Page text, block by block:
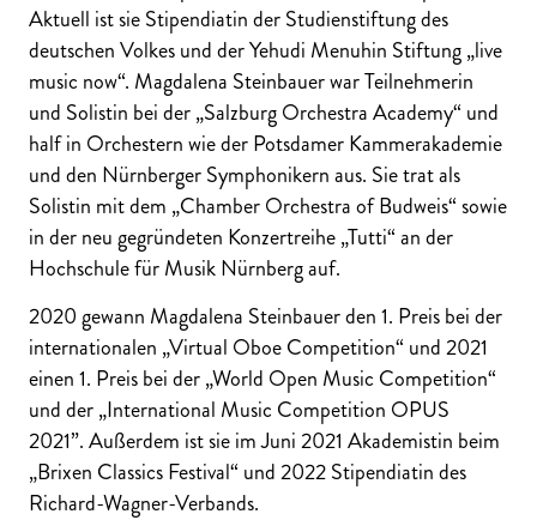
Aktuell ist sie Stipendiatin der Studienstiftung des
deutschen Volkes und der Yehudi Menuhin Stiftung „live
music now“. Magdalena Steinbauer war Teilnehmerin
und Solistin bei der „Salzburg Orchestra Academy“ und
half in Orchestern wie der Potsdamer Kammerakademie
und den Nürnberger Symphonikern aus. Sie trat als
Solistin mit dem „Chamber Orchestra of Budweis“ sowie
in der neu gegründeten Konzertreihe „Tutti“ an der
Hochschule für Musik Nürnberg auf.
2020 gewann Magdalena Steinbauer den 1. Preis bei der
internationalen „Virtual Oboe Competition“ und 2021
einen 1. Preis bei der „World Open Music Competition“
und der „International Music Competition OPUS
2021”. Außerdem ist sie im Juni 2021 Akademistin beim
„Brixen Classics Festival“ und 2022 Stipendiatin des
Richard-Wagner-Verbands.